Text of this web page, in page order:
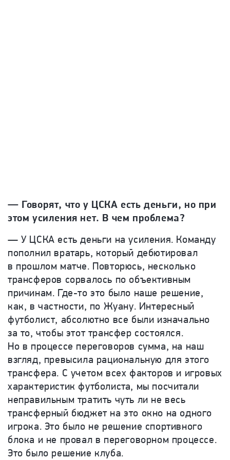
— Говорят, что у ЦСКА есть деньги, но при
этом усиления нет. В чем проблема?
— У ЦСКА есть деньги на усиления. Команду
пополнил вратарь, который дебютировал
в прошлом матче. Повторюсь, несколько
трансферов сорвалось по объективным
причинам. Где-то это было наше решение,
как, в частности, по Жуану. Интересный
футболист, абсолютно все были изначально
за то, чтобы этот трансфер состоялся.
Но в процессе переговоров сумма, на наш
взгляд, превысила рациональную для этого
трансфера. С учетом всех факторов и игровых
характеристик футболиста, мы посчитали
неправильным тратить чуть ли не весь
трансферный бюджет на это окно на одного
игрока. Это было не решение спортивного
блока и не провал в переговорном процессе.
Это было решение клуба.